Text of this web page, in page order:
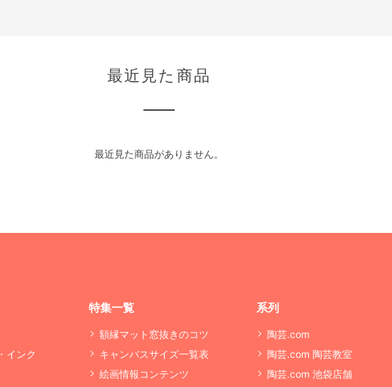
最近見た商品
最近見た商品がありません。
インク
特集一覧
額縁マット窓抜きのコツ
キャンバスサイズ一覧表
絵画情報コンテンツ
系列
陶芸.com
陶芸.com 陶芸教室
陶芸.com 池袋店舗